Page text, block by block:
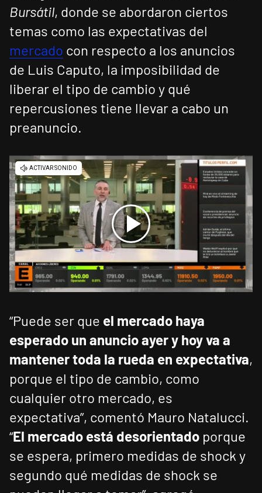
Bursátil, donde se abordaron ciertos
temas como las expectativas del
mercado con respecto a los anuncios
de Luis Caputo, la imposibilidad de
liberar el tipo de cambio y qué
repercusiones tiene llevar a cabo un
preanuncio.
“Puede ser que el mercado haya
esperado un anuncio ayer y hoy va a
mantener toda la rueda en expectativa,
porque el tipo de cambio, como
cualquier otro mercado, es
expectativa”, comentó Mauro Natalucci.
“El mercado está desorientado porque
se espera, primero medidas de shock y
segundo qué medidas de shock se